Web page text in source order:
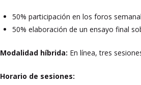
50% participación en los foros
50% elaboración de un ensayo final
Modalidad híbrida: En línea, tres
Horario de sesiones: